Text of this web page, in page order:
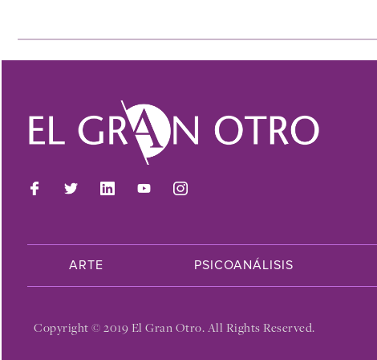
ARTE PSICOANÁLISIS
Copyright © 2019 El Gran Otro. All Rights Reserved.